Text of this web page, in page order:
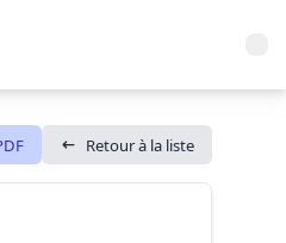
Retour à la liste